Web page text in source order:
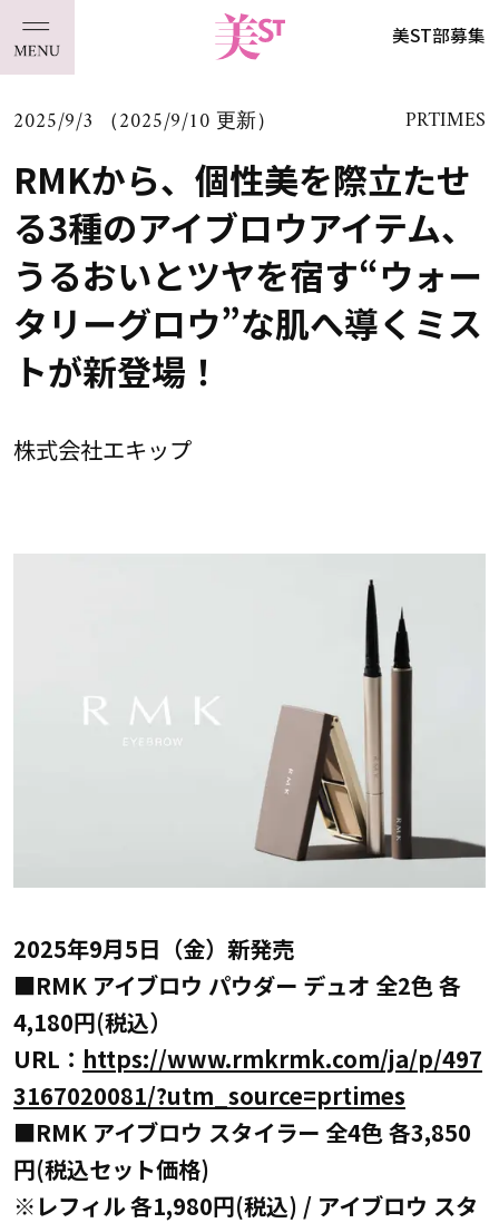
美ST部募集
2025/9/3 （2025/9/10 更新） PRTIMES
RMKから、個性美を際立たせ
る3種のアイブロウアイテム、
うるおいとツヤを宿す“ウォー
タリーグロウ”な肌へ導くミス
トが新登場！
株式会社エキップ
2025年9月5日（金）新発売
■RMK アイブロウ パウダー デュオ 全2色 各
4,180円(税込）
URL： https://www.rmkrmk.com/ja/p/497
3167020081/?utm_source=prtimes
■RMK アイブロウ スタイラー 全4色 各3,850
円(税込セット価格)
※レフィル 各1,980円(税込) / アイブロウ スタ